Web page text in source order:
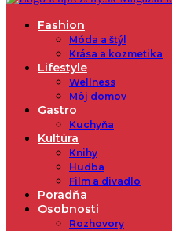
Fashion
Móda a štýl
Krása a kozmetika
Lifestyle
Wellness
Môj domov
Gastro
Kuchyňa
Kultúra
Knihy
Hudba
Film a divadlo
Poradňa
Osobnosti
Rozhovory